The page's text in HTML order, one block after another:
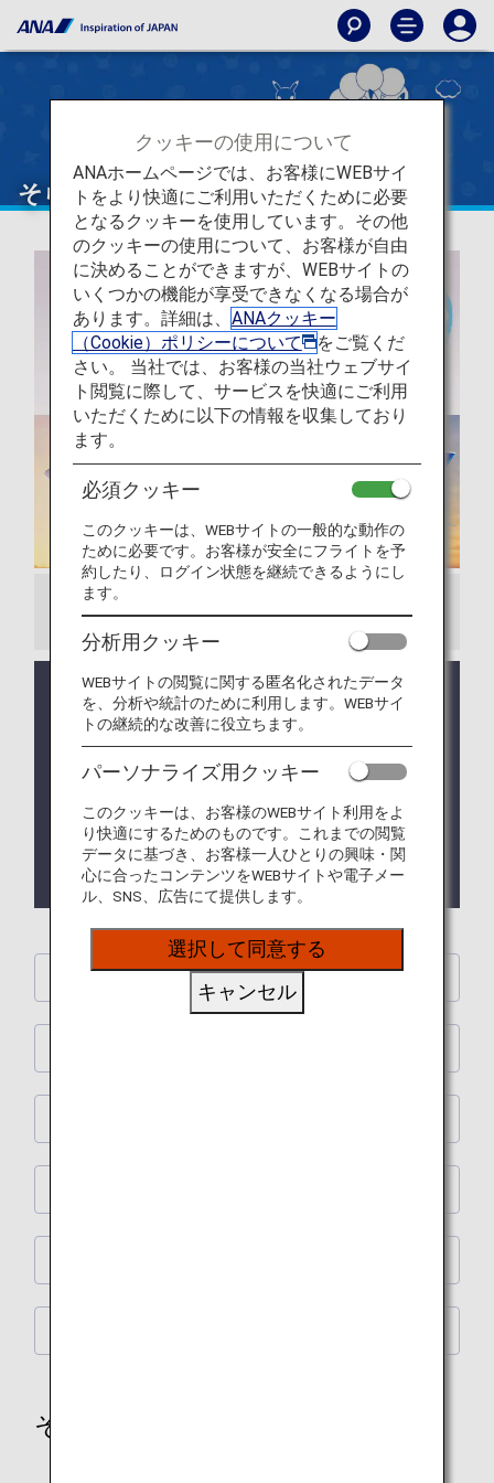
そらとぶピカチュウプロジェクト
お知らせ
NEW ANAの新「ポケモンジェット」3機が就航決定
しました！詳細はこちらをご確認ください。
NEW ANAは株式会社ポケモンと共同で制作した機
内安全ビデオを、国内線・国際線の全機材に上映拡
NEW 羽田空港国際線・国内線ANA LOUNGE内に
「ANA ポケモン Kids TV ラウンジ」をオープンし
ました！
機内安全ビデオ・降機ビデオ
そらとぶピカチュウプロジェクト
クッキーの使用について
ANAホームページでは、お客様にWEBサイ
トをより快適にご利用いただくために必要
となるクッキーを使用しています。その他
のクッキーの使用について、お客様が自由
に決めることができますが、WEBサイトの
いくつかの機能が享受できなくなる場合が
あります。詳細は、 ANAクッキー
（Cookie）ポリシーについて
をご覧くだ
さい。 当社では、お客様の当社ウェブサイ
ト閲覧に際して、サービスを快適にご利用
いただくために以下の情報を収集しており
ます。
必須クッキー
このクッキーは、WEBサイトの一般的な動作の
ために必要です。お客様が安全にフライトを予
約したり、ログイン状態を継続できるようにし
ます。
分析用クッキー
WEBサイトの閲覧に関する匿名化されたデータ
を、分析や統計のために利用します。WEBサイ
トの継続的な改善に役立ちます。
パーソナライズ用クッキー
このクッキーは、お客様のWEBサイト利用をよ
り快適にするためのものです。これまでの閲覧
データに基づき、お客様一人ひとりの興味・関
心に合ったコンテンツをWEBサイトや電子メー
ル、SNS、広告にて提供します。
選択して同意する
キャンセル